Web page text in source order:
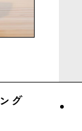
）